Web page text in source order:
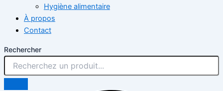
Hygiène alimentaire
À propos
Contact
Rechercher